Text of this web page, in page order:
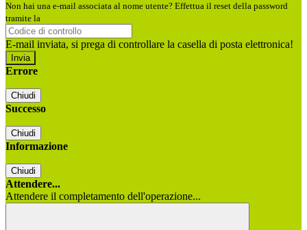
Non hai una e-mail associata al nome utente? Effettua il reset della password
tramite la
E-mail inviata, si prega di controllare la casella di posta elettronica!
Errore
Chiudi
Successo
Chiudi
Informazione
Chiudi
Attendere...
Attendere il completamento dell'operazione...